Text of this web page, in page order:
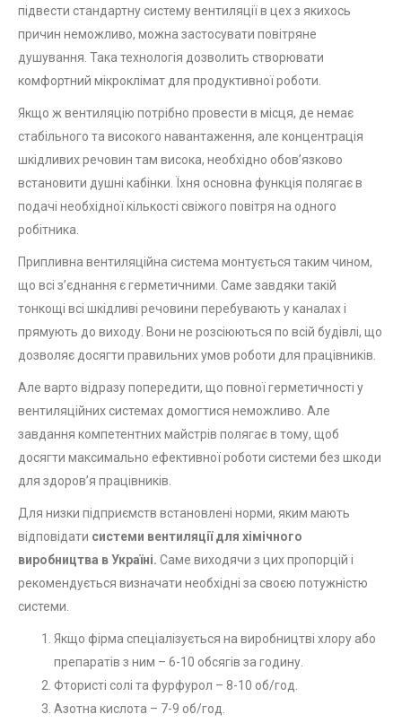
підвести стандартну систему вентиляції в цех з якихось
причин неможливо, можна застосувати повітряне
душування. Така технологія дозволить створювати
комфортний мікроклімат для продуктивної роботи.
Якщо ж вентиляцію потрібно провести в місця, де немає
стабільного та високого навантаження, але концентрація
шкідливих речовин там висока, необхідно обов’язково
встановити душні кабінки. Їхня основна функція полягає в
подачі необхідної кількості свіжого повітря на одного
робітника.
Припливна вентиляційна система монтується таким чином,
що всі з’єднання є герметичними. Саме завдяки такій
тонкощі всі шкідливі речовини перебувають у каналах і
прямують до виходу. Вони не розсіюються по всій будівлі, що
дозволяє досягти правильних умов роботи для працівників.
Але варто відразу попередити, що повної герметичності у
вентиляційних системах домогтися неможливо. Але
завдання компетентних майстрів полягає в тому, щоб
досягти максимально ефективної роботи системи без шкоди
для здоров’я працівників.
Для низки підприємств встановлені норми, яким мають
відповідати системи вентиляції для хімічного
виробництва в Україні. Саме виходячи з цих пропорцій і
рекомендується визначати необхідні за своєю потужністю
системи.
Якщо фірма спеціалізується на виробництві хлору або
препаратів з ним – 6-10 обсягів за годину.
Фтористі солі та фурфурол – 8-10 об/год.
Азотна кислота – 7-9 об/год.